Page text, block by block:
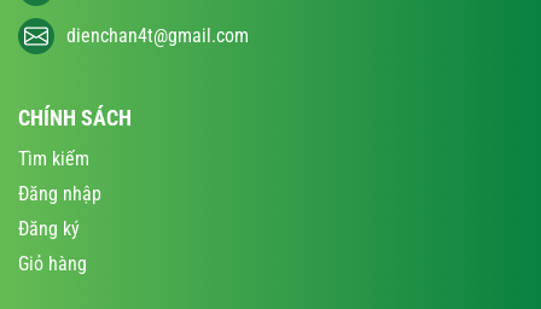
dienchan4t@gmail.com
CHÍNH SÁCH
Tìm kiếm
Đăng nhập
Đăng ký
Giỏ hàng